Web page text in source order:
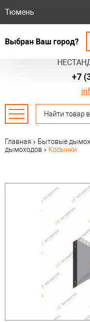
Тюмень
Выбран Ваш город?
+7
Главная › Бытовые
дымоходов › Косынки